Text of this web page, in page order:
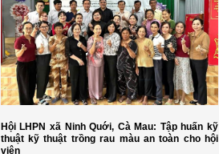
Hội LHPN xã Ninh Quới, Cà Mau: Tập huấn kỹ
thuật kỹ thuật trồng rau màu an toàn cho hội
viên